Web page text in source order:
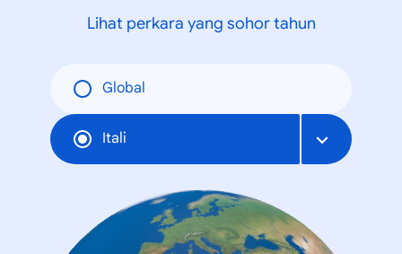
Lihat perkara yang sohor tahun
Global
Itali